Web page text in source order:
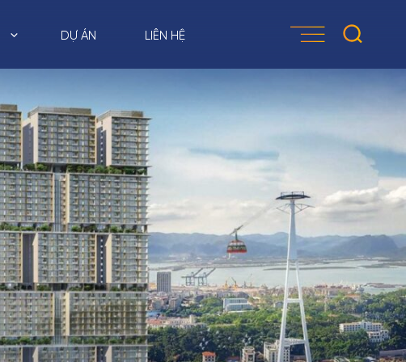
DỰ ÁN LIÊN HỆ